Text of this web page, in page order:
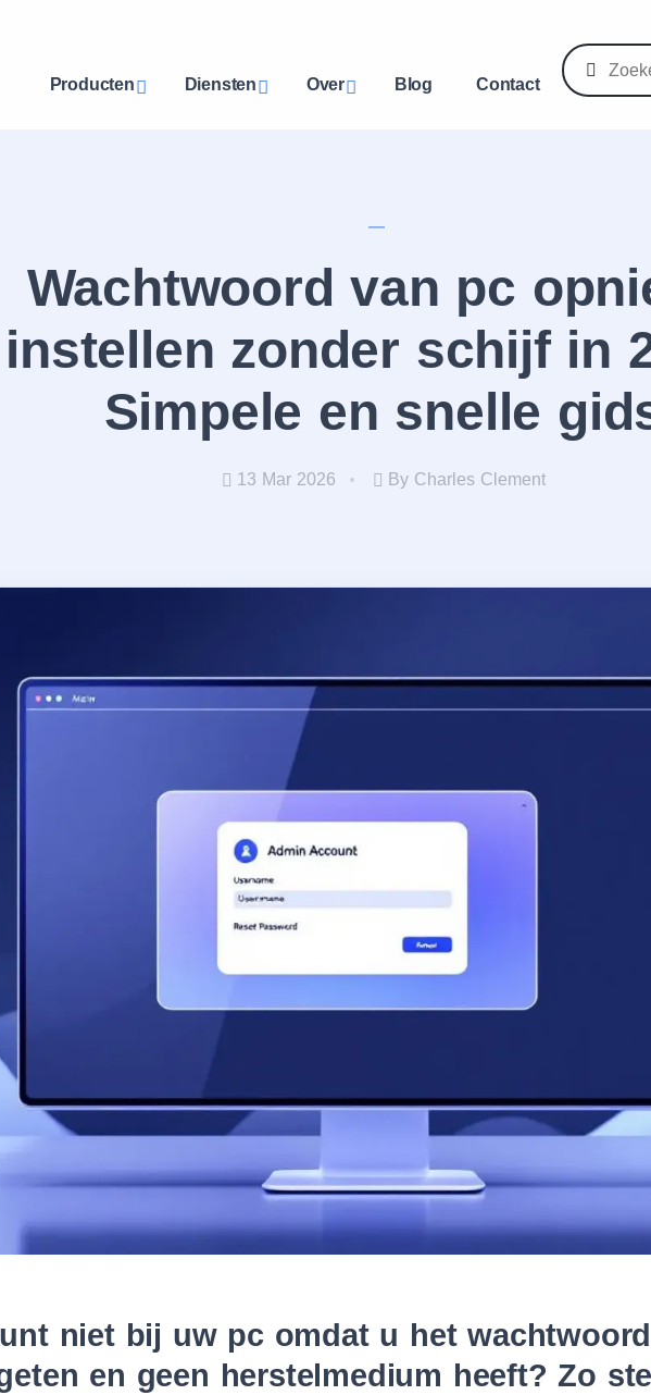
Producten Diensten Over Blog Contact
Wachtwoord van pc
instellen zonder schijf in
Simpele en snelle
13 Mar 2026 By Charles Clement
niet bij uw pc omdat u het
en geen herstelmedium heeft? Zo